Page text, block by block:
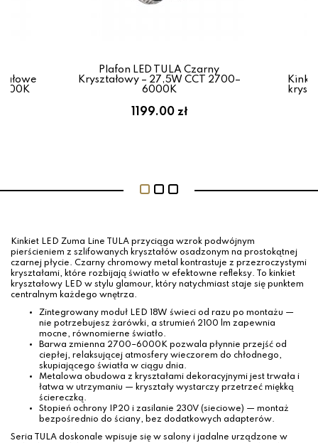
Plafon LED TULA Czarny
Kryształowy – 27,5W CCT 2700–
6000K
1199.00 zł
Kinkiet LED Zuma Line TULA przyciąga wzrok podwójnym
pierścieniem z szlifowanych kryształów osadzonym na prostokątnej
czarnej płycie. Czarny chromowy metal kontrastuje z przezroczystymi
kryształami, które rozbijają światło w efektowne refleksy. To kinkiet
kryształowy LED w stylu glamour, który natychmiast staje się punktem
centralnym każdego wnętrza.
Zintegrowany moduł LED 18W świeci od razu po montażu —
nie potrzebujesz żarówki, a strumień 2100 lm zapewnia
mocne, równomierne światło.
Barwa zmienna 2700–6000K pozwala płynnie przejść od
ciepłej, relaksującej atmosfery wieczorem do chłodnego,
skupiającego światła w ciągu dnia.
Metalowa obudowa z kryształami dekoracyjnymi jest trwała i
łatwa w utrzymaniu — kryształy wystarczy przetrzeć miękką
ściereczką.
Stopień ochrony IP20 i zasilanie 230V (sieciowe) — montaż
bezpośrednio do ściany, bez dodatkowych adapterów.
Seria TULA doskonale wpisuje się w salony i jadalne urządzone w